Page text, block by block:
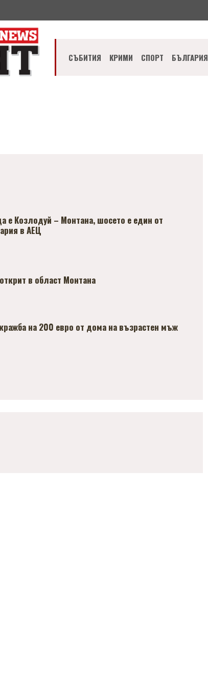
СЪБИТИЯ КРИМИ СПОРТ БЪЛГАРИЯ
е Козлодуй – Монтана, шосето е един от
в АЕЦ
в област Монтана
на 200 евро от дома на възрастен мъж